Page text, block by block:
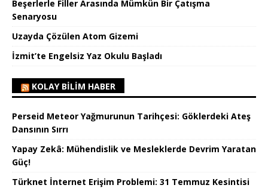
Beşerlerle Filler Arasında Mümkün Bir Çatışma
Senaryosu
Uzayda Çözülen Atom Gizemi
İzmit’te Engelsiz Yaz Okulu Başladı
KOLAY BILIM HABER
Perseid Meteor Yağmurunun Tarihçesi: Göklerdeki Ateş
Dansının Sırrı
Yapay Zekâ: Mühendislik ve Mesleklerde Devrim Yaratan
Güç!
Türknet İnternet Erişim Problemi: 31 Temmuz Kesintisi